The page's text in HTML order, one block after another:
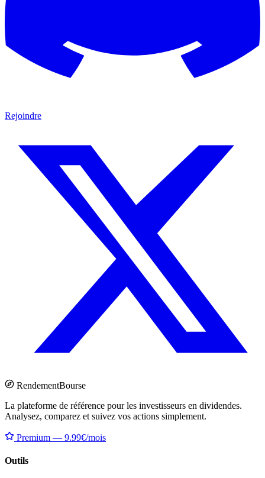
Rejoindre
RendementBourse
La plateforme de référence pour les investisseurs en dividendes.
Analysez, comparez et suivez vos actions simplement.
Premium — 9.99€/mois
Outils